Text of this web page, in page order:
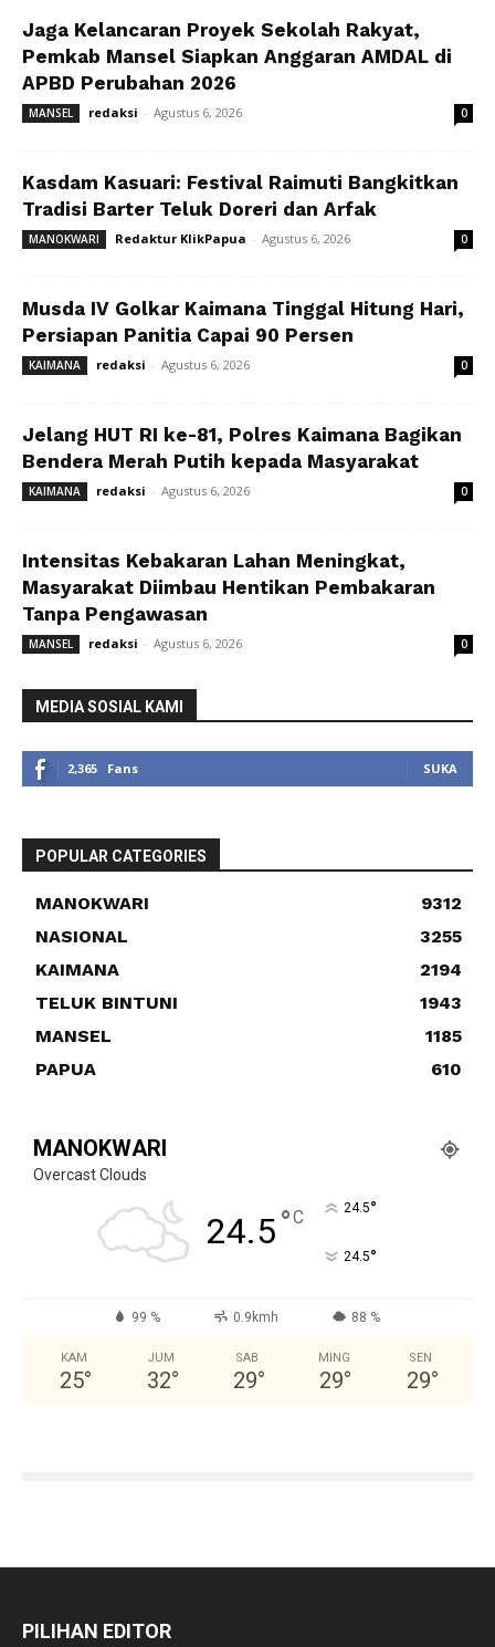
Jaga Kelancaran Proyek Sekolah Rakyat,
Pemkab Mansel Siapkan Anggaran AMDAL di
APBD Perubahan 2026
MANSEL redaksi - Agustus 6, 2026 0
Kasdam Kasuari: Festival Raimuti Bangkitkan
Tradisi Barter Teluk Doreri dan Arfak
MANOKWARI Redaktur KlikPapua - Agustus 6, 2026 0
Musda IV Golkar Kaimana Tinggal Hitung Hari,
Persiapan Panitia Capai 90 Persen
KAIMANA redaksi - Agustus 6, 2026 0
Jelang HUT RI ke-81, Polres Kaimana Bagikan
Bendera Merah Putih kepada Masyarakat
KAIMANA redaksi - Agustus 6, 2026 0
Intensitas Kebakaran Lahan Meningkat,
Masyarakat Diimbau Hentikan Pembakaran
Tanpa Pengawasan
MANSEL redaksi - Agustus 6, 2026 0
MEDIA SOSIAL KAMI
2,365 Fans SUKA
POPULAR CATEGORIES
MANOKWARI
9312
NASIONAL
3255
KAIMANA
2194
TELUK BINTUNI
1943
MANSEL
1185
PAPUA
610
MANOKWARI
Overcast Clouds
24.5°C 24.5°
24.5°
99 % 0.9kmh 88 %
KAM
25°
JUM
32°
SAB
29°
MING
29°
SEN
29°
PILIHAN EDITOR